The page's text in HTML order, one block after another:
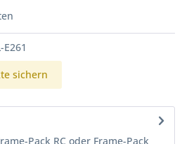
E261
sichern
Pack RC oder Frame-Pack